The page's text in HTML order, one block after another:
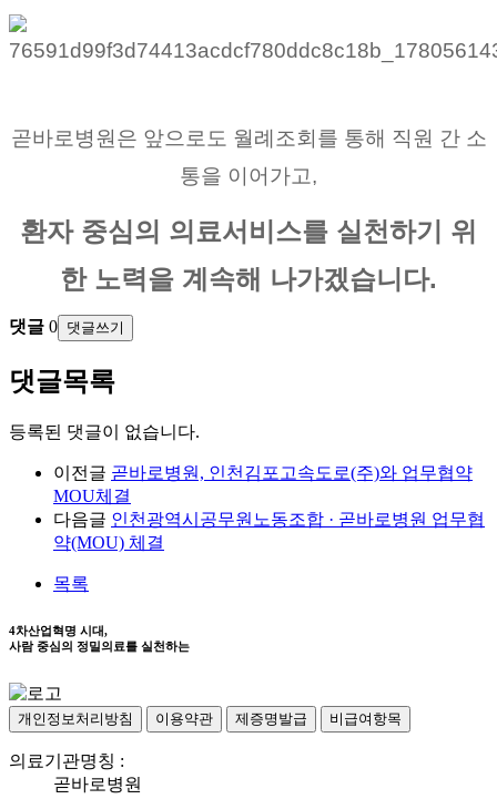
곧바로병원은 앞으로도 월례조회를 통해 직원 간 소
통을 이어가고,
환자 중심의 의료서비스를 실천하기 위
한 노력을 계속해 나가겠습니다.
댓글 0 댓글쓰기
댓글목록
등록된 댓글이 없습니다.
이전글 곧바로병원, 인천김포고속도로(주)와 업무협약
MOU체결
다음글 인천광역시공무원노동조합 · 곧바로병원 업무협
약(MOU) 체결
목록
4차산업혁명 시대,
사람 중심의 정밀의료를 실천하는
개인정보처리방침 이용약관 제증명발급 비급여항목
의료기관명칭 :
곧바로병원